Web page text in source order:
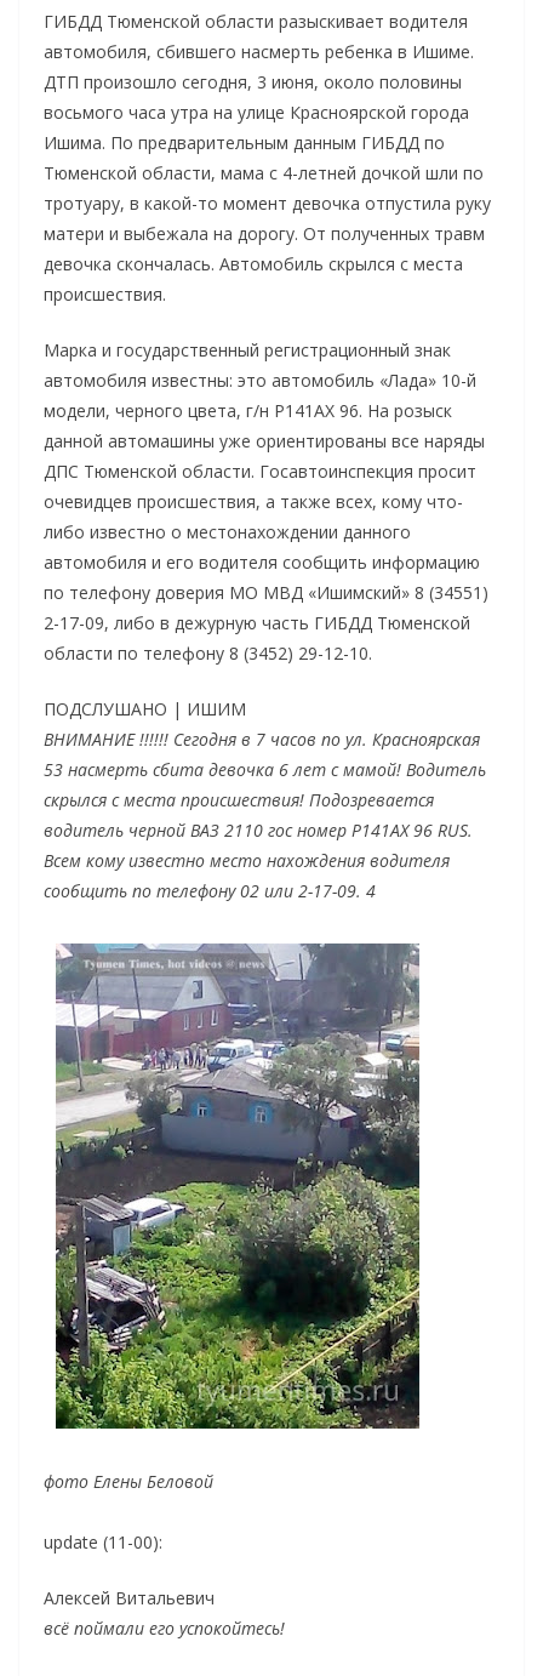
ГИБДД Тюменской области разыскивает водителя
автомобиля, сбившего насмерть ребенка в Ишиме.
ДТП произошло сегодня, 3 июня, около половины
восьмого часа утра на улице Красноярской города
Ишима. По предварительным данным ГИБДД по
Тюменской области, мама с 4-летней дочкой шли по
тротуару, в какой-то момент девочка отпустила руку
матери и выбежала на дорогу. От полученных травм
девочка скончалась. Автомобиль скрылся с места
происшествия.
Марка и государственный регистрационный знак
автомобиля известны: это автомобиль «Лада» 10-й
модели, черного цвета, г/н Р141АХ 96. На розыск
данной автомашины уже ориентированы все наряды
ДПС Тюменской области. Госавтоинспекция просит
очевидцев происшествия, а также всех, кому что-
либо известно о местонахождении данного
автомобиля и его водителя сообщить информацию
по телефону доверия МО МВД «Ишимский» 8 (34551)
2-17-09, либо в дежурную часть ГИБДД Тюменской
области по телефону 8 (3452) 29-12-10.
ПОДСЛУШАНО | ИШИМ
ВНИМАНИЕ !!!!!! Сегодня в 7 часов по ул. Красноярская
53 насмерть сбита девочка 6 лет с мамой! Водитель
скрылся с места происшествия! Подозревается
водитель черной ВАЗ 2110 гос номер Р141АХ 96 RUS.
Всем кому известно место нахождения водителя
сообщить по телефону 02 или 2-17-09. 4
фото Елены Беловой
update (11-00):
Алексей Витальевич
всё поймали его успокойтесь!